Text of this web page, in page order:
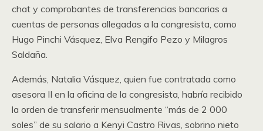
chat y comprobantes de transferencias bancarias a
cuentas de personas allegadas a la congresista, como
Hugo Pinchi Vásquez, Elva Rengifo Pezo y Milagros
Saldaña.
Además, Natalia Vásquez, quien fue contratada como
asesora II en la oficina de la congresista, habría recibido
la orden de transferir mensualmente “más de 2 000
soles” de su salario a Kenyi Castro Rivas, sobrino nieto